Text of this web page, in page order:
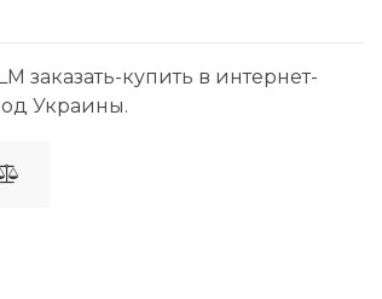
заказать-купить в интернет-
Украины.